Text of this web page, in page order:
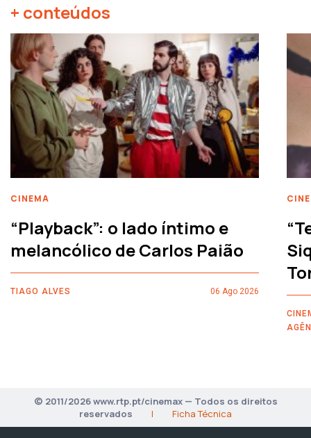
+ conteúdos
CINEMA
“Playback”: o lado íntimo e
melancólico de Carlos Paião
TIAGO ALVES 06 Ago 2026
© 2011/2026 www.rtp.pt/cinemax — Todos os direitos
reservados
| Ficha Técnica